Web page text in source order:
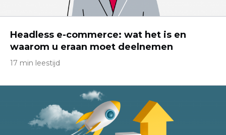
Headless e-commerce: wat het is en
waarom u eraan moet deelnemen
17 min leestijd